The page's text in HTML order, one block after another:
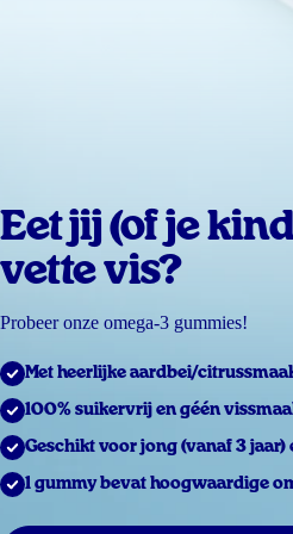
Eet jij (of je
vette vis?
Probeer onze omega-3 gummies!
Met heerlijke aardbei/
100% suikervrij en géén
Geschikt voor jong (vanaf 3 jaar)
1 gummy bevat hoogwaardige